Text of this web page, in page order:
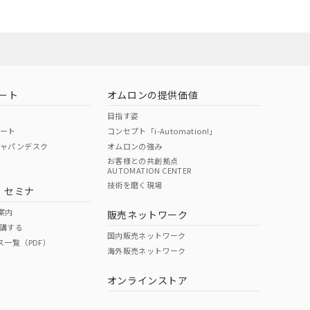
O O
ページへ
ください
ト
ト
パンデスク
セミナ
内
する
覧（PDF）
オムロンの提供価値
目指す姿
コンセプト「i-Automation!」
オムロンの強み
お客様との共創拠点
AUTOMATION CENTER
技術を磨く現場
販売ネットワーク
国内販売ネットワーク
海外販売ネットワーク
オンラインストア